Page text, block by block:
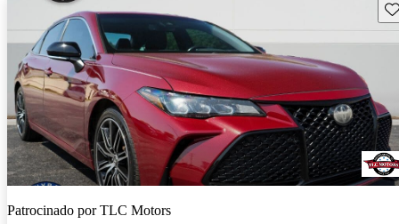
Patrocinado porTLC Motors